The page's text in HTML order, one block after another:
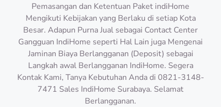
Pemasangan dan Ketentuan Paket indiHome
Mengikuti Kebijakan yang Berlaku di setiap Kota
Besar. Adapun Purna Jual sebagai Contact Center
Gangguan IndiHome seperti Hal Lain juga Mengenai
Jaminan Biaya Berlangganan (Deposit) sebagai
Langkah awal Berlangganan IndiHome. Segera
Kontak Kami, Tanya Kebutuhan Anda di 0821-3148-
7471 Sales IndiHome Surabaya. Selamat
Berlangganan.